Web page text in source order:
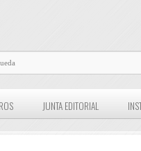
JUNTA EDITORIAL